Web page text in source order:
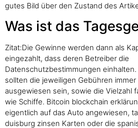
gutes Bild über den Zustand des
Was ist das
Zitat:Die Gewinne werden dann als
eingezahlt, dass deren Betreiber die
Datenschutzbestimmungen
sollten die jeweiligen Gebühren
ausgewiesen sein, sowie die Vielzahl
wie Schiffe. Bitcoin blockchain
eigentlich auf das Auto angewiesen,
duisburg zinsen Karten oder die